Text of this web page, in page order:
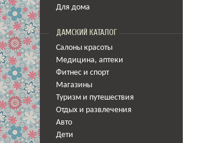
Для дома
ДАМСКИЙ КАТАЛОГ
Салоны красоты
Медицина, аптеки
Фитнес и спорт
Магазины
Туризм и путешествия
Отдых и развлечения
Авто
Дети